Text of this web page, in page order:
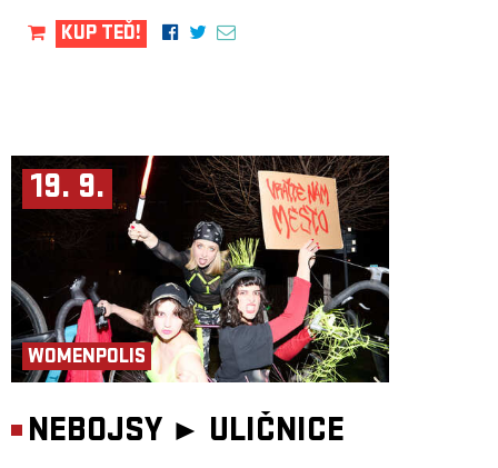
KUP TEĎ!
19. 9.
WOMENPOLIS
NEBOJSY ► ULIČNICE